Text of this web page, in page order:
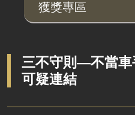
說明會及公聽會
廉政體系
獲獎專區
三不守則—不當車
可疑連結